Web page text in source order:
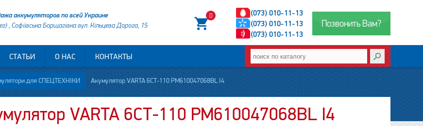
Позвонить Вам?
(073) 010-11-13
(073) 010-11-13
(073) 010-11-13
0
аккумуляторов по всей Украине
, Софіївська Борщагівка вул. Кільцева Дорога, 15
СТАТЬИ О НАС КОНТАКТЫ
для СПЕЦТЕХНІКИ Акумулятор VARTA 6СТ-110 PM610047068BL I4
VARTA 6СТ-110 PM610047068BL I4